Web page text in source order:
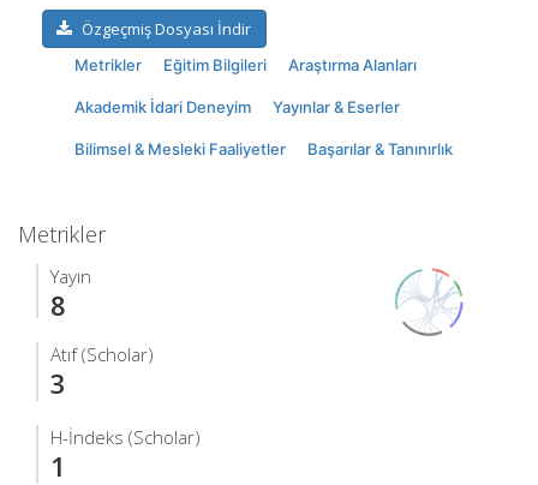
Özgeçmiş Dosyası İndir
Metrikler Eğitim Bilgileri Araştırma Alanları
Akademik İdari Deneyim Yayınlar & Eserler
Bilimsel & Mesleki Faaliyetler Başarılar & Tanınırlık
Metrikler
Yayın
8
Atıf (Scholar)
3
H-İndeks (Scholar)
1